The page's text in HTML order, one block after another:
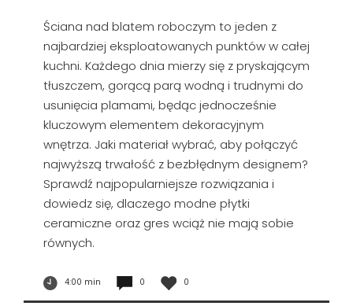
Ściana nad blatem roboczym to jeden z
najbardziej eksploatowanych punktów w całej
kuchni. Każdego dnia mierzy się z pryskającym
tłuszczem, gorącą parą wodną i trudnymi do
usunięcia plamami, będąc jednocześnie
kluczowym elementem dekoracyjnym
wnętrza. Jaki materiał wybrać, aby połączyć
najwyższą trwałość z bezbłędnym designem?
Sprawdź najpopularniejsze rozwiązania i
dowiedz się, dlaczego modne płytki
ceramiczne oraz gres wciąż nie mają sobie
równych.
4:00 min 0 0